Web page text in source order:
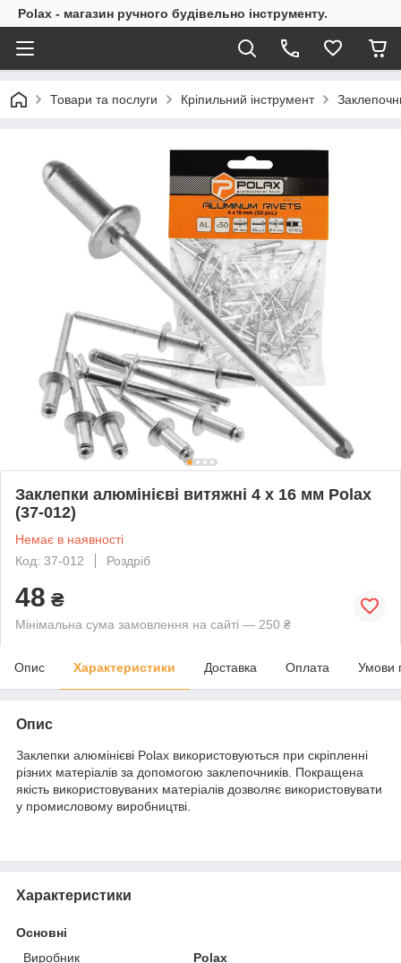
Polax - магазин ручного будівельно інструменту.
Товари та послуги Кріпильний інструмент
Заклепки алюмінієві витяжні 4 х 16 мм Polax
(37-012)
Немає в наявності
Код: 37-012
Роздріб
48 ₴
Мінімальна сума замовлення на сайті — 250 ₴
Опис Характеристики Доставка Оплата Умови
Опис
Заклепки алюмінієві Polax використовуються при скріпленні
різних матеріалів за допомогою заклепочників. Покращена
якість використовуваних матеріалів дозволяє використовувати
у промисловому виробництві.
Характеристики
Основні
Виробник
Polax